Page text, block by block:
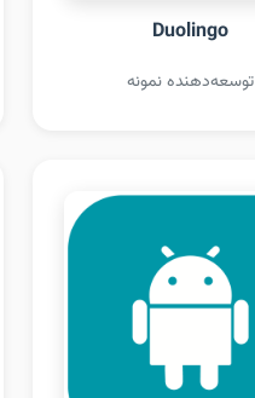
Duolingo
توسعه‌دهنده نمونه